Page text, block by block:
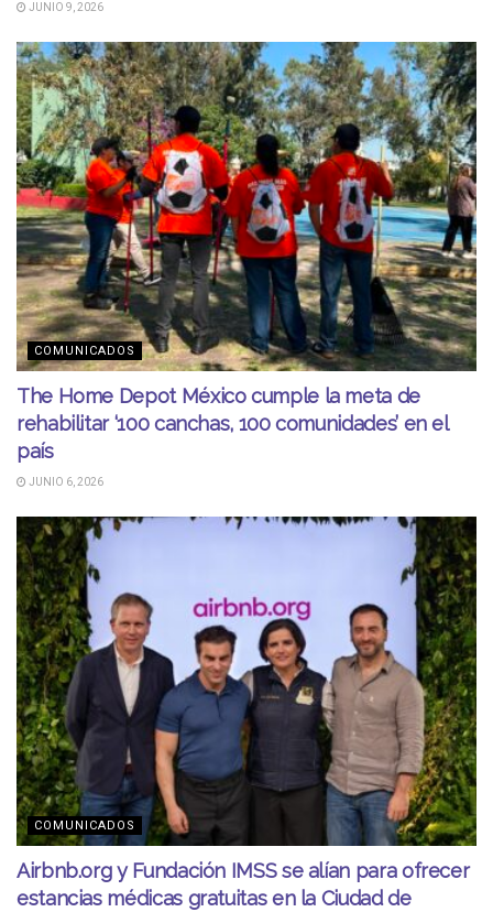
JUNIO 9, 2026
COMUNICADOS
The Home Depot México cumple la meta de
rehabilitar ‘100 canchas, 100 comunidades’ en el
país
JUNIO 6, 2026
COMUNICADOS
Airbnb.org y Fundación IMSS se alían para ofrecer
estancias médicas gratuitas en la Ciudad de